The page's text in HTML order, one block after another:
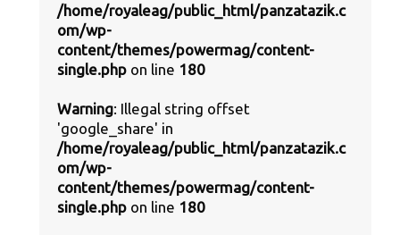
/home/royaleag/public_html/panzatazik.c
om/wp-
content/themes/powermag/content-
single.php on line 180
Warning: Illegal string offset
'google_share' in
/home/royaleag/public_html/panzatazik.c
om/wp-
content/themes/powermag/content-
single.php on line 180